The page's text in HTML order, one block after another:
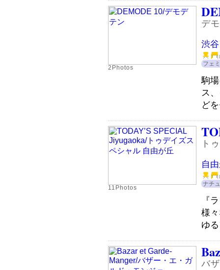
2Photos
デ
渋谷
フェ
駒
ス
ど
11Photos
ト
自
ナチ
『
様
ゆ
バ